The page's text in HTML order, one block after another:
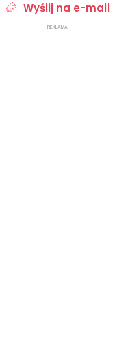
Wyślij na e-mail
REKLAMA